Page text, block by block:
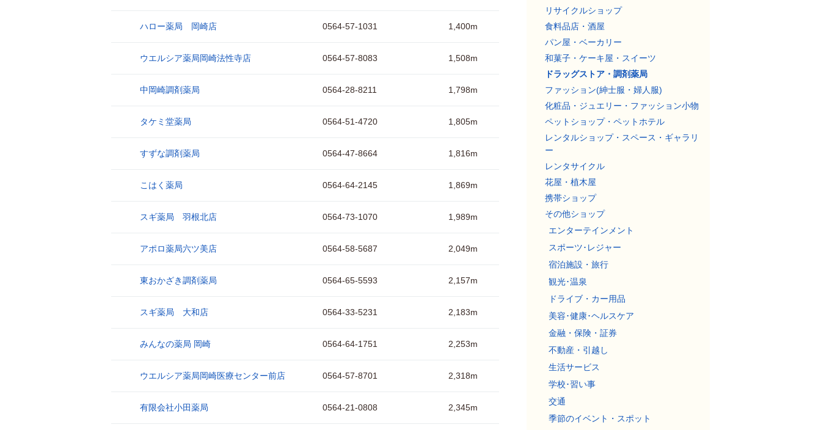
ハロー薬局 岡崎店 0564-57-1031 1,400m
ウエルシア薬局岡崎法性寺店 0564-57-8083 1,508m
中岡崎調剤薬局 0564-28-8211 1,798m
タケミ堂薬局 0564-51-4720 1,805m
すずな調剤薬局 0564-47-8664 1,816m
こはく薬局 0564-64-2145 1,869m
スギ薬局 羽根北店 0564-73-1070 1,989m
アポロ薬局六ツ美店 0564-58-5687 2,049m
東おかざき調剤薬局 0564-65-5593 2,157m
スギ薬局 大和店 0564-33-5231 2,183m
みんなの薬局 岡崎 0564-64-1751 2,253m
ウエルシア薬局岡崎医療センター前店 0564-57-8701 2,318m
有限会社小田薬局 0564-21-0808 2,345m
リサイクルショップ
食料品店・酒屋
パン屋・ベーカリー
和菓子・ケーキ屋・スイーツ
ドラッグストア・調剤薬局
ファッション(紳士服・婦人服)
化粧品・ジュエリー・ファッション小物
ペットショップ・ペットホテル
レンタルショップ・スペース・ギャラリ
ー
レンタサイクル
花屋・植木屋
携帯ショップ
その他ショップ
エンターテインメント
スポーツ･レジャー
宿泊施設・旅行
観光･温泉
ドライブ・カー用品
美容･健康･ヘルスケア
金融・保険・証券
不動産・引越し
生活サービス
学校･習い事
交通
季節のイベント・スポット